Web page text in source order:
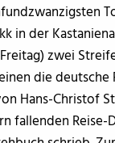
in der
zwei
die deutsche
Hans-Christof
fallenden